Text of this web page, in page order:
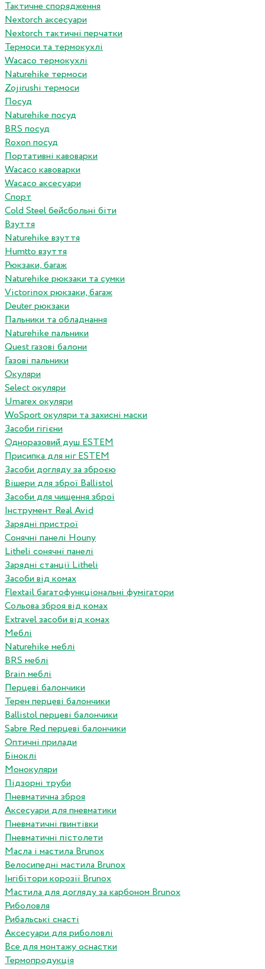
Тактичне спорядження
Nextorch аксесуари
Nextorch тактичні перчатки
Термоси та термокухлі
Wacaco термокухлі
Naturehike термоси
Zojirushi термоси
Посуд
Naturehike посуд
BRS посуд
Roxon посуд
Портативні кавоварки
Wacaco кавоварки
Wacaco аксесуари
Спорт
Cold Steel бейсбольні біти
Взуття
Naturehike взуття
Humtto взуття
Рюкзаки, багаж
Naturehike рюкзаки та сумки
Victorinox рюкзаки, багаж
Deuter рюкзаки
Пальники та обладнання
Naturehike пальники
Quest газові балони
Газові пальники
Окуляри
Select окуляри
Umarex окуляри
WoSport окуляри та захисні маски
Засоби гігієни
Одноразовий душ ESTEM
Присипка для ніг ESTEM
Засоби догляду за зброєю
Вішери для зброї Ballistol
Засоби для чищення зброї
Інструмент Real Avid
Зарядні пристрої
Сонячні панелі Houny
Litheli сонячні панелі
Зарядні станції Litheli
Засоби від комах
Flextail багатофункціональні фумігатори
Сольова зброя від комах
Extravel засоби від комах
Меблі
Naturehike меблі
BRS меблі
Brain меблі
Перцеві балончики
Терен перцеві балончики
Ballistol перцеві балончики
Sabre Red перцеві балончики
Оптичні прилади
Біноклі
Монокуляри
Підзорні труби
Пневматична зброя
Аксесуари для пневматики
Пневматичні гвинтівки
Пневматичні пістолети
Масла і мастила Brunox
Велосипедні мастила Brunox
Інгібітори корозії Brunox
Мастила для догляду за карбоном Brunox
Риболовля
Рибальські снасті
Аксесуари для риболовлі
Все для монтажу оснастки
Термопродукція